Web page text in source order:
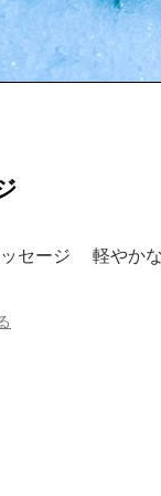
ッセージ 軽や